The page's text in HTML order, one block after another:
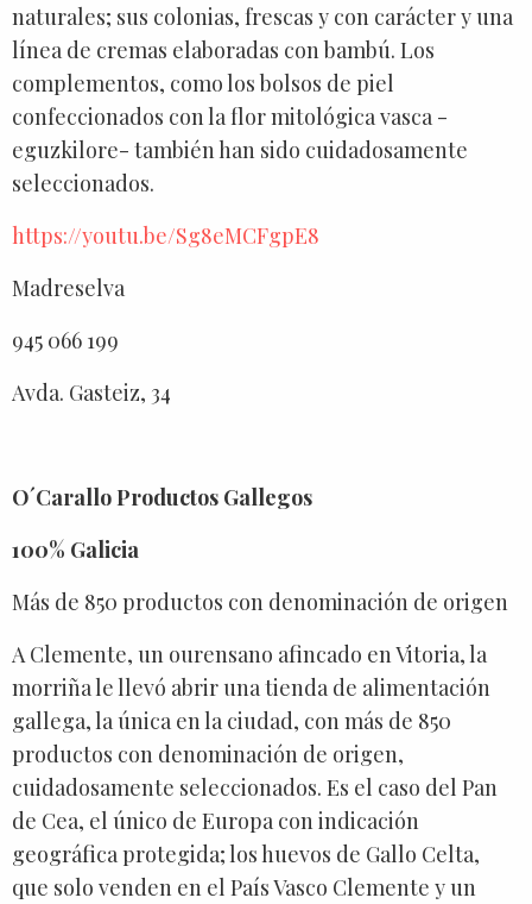
naturales; sus colonias, frescas y con carácter y una
línea de cremas elaboradas con bambú. Los
complementos, como los bolsos de piel
confeccionados con la flor mitológica vasca -
eguzkilore- también han sido cuidadosamente
seleccionados.
https://youtu.be/Sg8eMCFgpE8
Madreselva
945 066 199
Avda. Gasteiz, 34
O´Carallo Productos Gallegos
100% Galicia
Más de 850 productos con denominación de origen
A Clemente, un ourensano afincado en Vitoria, la
morriña le llevó abrir una tienda de alimentación
gallega, la única en la ciudad, con más de 850
productos con denominación de origen,
cuidadosamente seleccionados. Es el caso del Pan
de Cea, el único de Europa con indicación
geográfica protegida; los huevos de Gallo Celta,
que solo venden en el País Vasco Clemente y un